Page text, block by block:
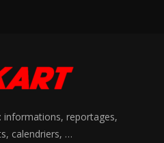
informations, reportages,
calendriers, …